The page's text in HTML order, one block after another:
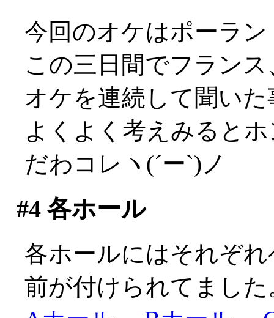
今回のオケはポーラ
この三日間でフラン
オケを連続して聞い
よくよく考えみると
だわコレヽ(´ー`)ノ
#4各ホール
各ホールにはそれぞ
前が付けられてました